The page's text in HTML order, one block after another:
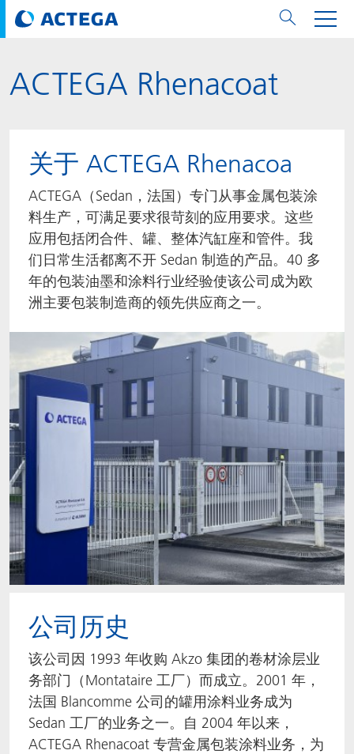
ACTEGA Rhenacoat
关于 ACTEGA Rhenacoa
ACTEGA（Sedan，法国）专门从事金属包装涂
料生产，可满足要求很苛刻的应用要求。这些
应用包括闭合件、罐、整体汽缸座和管件。我
们日常生活都离不开 Sedan 制造的产品。40 多
年的包装油墨和涂料行业经验使该公司成为欧
洲主要包装制造商的领先供应商之一。
公司历史
该公司因 1993 年收购 Akzo 集团的卷材涂层业
务部门（Montataire 工厂）而成立。2001 年，
法国 Blancomme 公司的罐用涂料业务成为
Sedan 工厂的业务之一。自 2004 年以来，
ACTEGA Rhenacoat 专营金属包装涂料业务，为
用纸张和纸板
用纸张和纸板
油墨
粘合剂
用于软包装和铝箔
油墨
粘合剂
对于标签
对于标签
油墨
粘合剂
用于金属包装和封口
用于金属包装和封口
密封胶
油墨
密封垫片粒料
Technologies
Technologies
ECOLEAF®
ROTARflow
Signite®
品牌
ACTEbond
ACTEcoat
ACTEseal
ACTExact
ACTNext
ACTSmart
BlisterKote
FoodClass
FoodSafe
MotionCoat
PakSafe
PROVALIN
WESSCO
服务
涂料用量计算器
知识
线上问题解决
印样
白皮书
可持续性
循环经济
体系认证
安全有序
解决方案
可持续发展法规
PPWR
我们一起行动
Bees at ACTEGA
ACTEGA Bag
FAQ
关于阿塔卡
Management Team
品牌承诺
业务线
软包业务部
纸品业务部
职业生涯
公司介绍
ACTEGA Do Brasil
ACTEGA Foshan
ACTEGA GmbH
ACTEGA Metal Print
ACTEGA North America
ACTEGA Rhenacoat
ACTEGA Schmid Rhyner
新闻与活动
展会与活动
年新闻发布
Newsletter
社会媒体
联系媒介公关
English
Français
Chinese
Portuguese
欧洲、中东和非洲 (EMEA)
大中华区
北美州
南美州